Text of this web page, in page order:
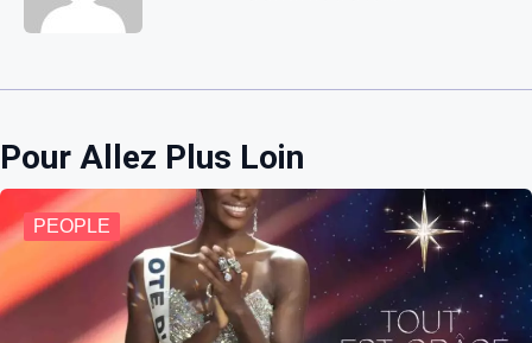
Pour Allez Plus Loin
PEOPLE